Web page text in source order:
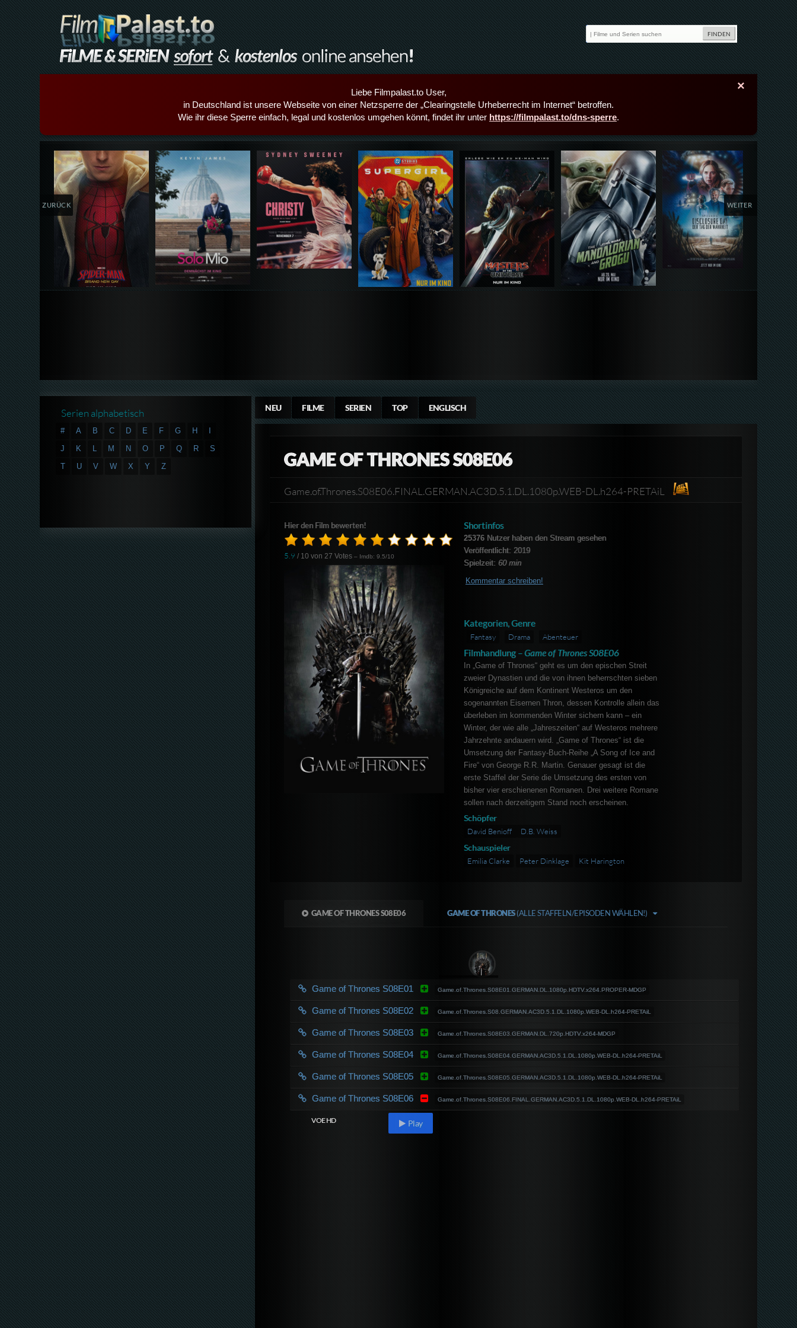
×
Liebe Filmpalast.to User,
in Deutschland ist unsere Webseite von einer Netzsperre der „Clearingstelle Urheberrecht im Internet“ betroffen.
Wie ihr diese Sperre einfach, legal und kostenlos umgehen könnt, findet ihr unter https://filmpalast.to/dns-sperre.
Details,Play Details,Play Details,Play Details,Play Details,Play Details,Play Details,Play
ZURÜCK WEITER
NEU FILME SERIEN TOP ENGLISCH
GAME OF THRONES S08E06
Game.of.Thrones.S08E06.FINAL.GERMAN.AC3D.5.1.DL.1080p.WEB-DL.h264-PRETAiL
Hier den Film bewerten!
5.9 / 10 von27 Votes – Imdb: 9.5/10
Shortinfos
25376Nutzer haben den Stream gesehen
Veröffentlicht: 2019
Spielzeit: 60 min
Kommentar schreiben!
Kategorien, Genre
Fantasy Drama Abenteuer
Filmhandlung –Game of Thrones S08E06
In „Game of Thrones“ geht es um den epischen Streit
zweier Dynastien und die von ihnen beherrschten sieben
Königreiche auf dem Kontinent Westeros um den
sogenannten Eisernen Thron, dessen Kontrolle allein das
überleben im kommenden Winter sichern kann – ein
Winter, der wie alle „Jahreszeiten“ auf Westeros mehrere
Jahrzehnte andauern wird. „Game of Thrones“ ist die
Umsetzung der Fantasy-Buch-Reihe „A Song of Ice and
Fire“ von George R.R. Martin. Genauer gesagt ist die
erste Staffel der Serie die Umsetzung des ersten von
bisher vier erschienenen Romanen. Drei weitere Romane
sollen nach derzeitigem Stand noch erscheinen.
Schöpfer
David Benioff D.B. Weiss
Schauspieler
Emilia Clarke Peter Dinklage Kit Harington
GAME OF THRONES S08E06 GAME OF THRONES(ALLE STAFFELN/EPISODEN WÄHLEN!)
Game of Thrones S08E01 Game.of.Thrones.S08E01.GERMAN.DL.1080p.HDTV.x264.PROPER-MDGP
Game of Thrones S08E02 Game.of.Thrones.S08.GERMAN.AC3D.5.1.DL.1080p.WEB-DL.h264-PRETAiL
Game of Thrones S08E03 Game.of.Thrones.S08E03.GERMAN.DL.720p.HDTV.x264-MDGP
Game of Thrones S08E04 Game.of.Thrones.S08E04.GERMAN.AC3D.5.1.DL.1080p.WEB-DL.h264-PRETAiL
Game of Thrones S08E05 Game.of.Thrones.S08E05.GERMAN.AC3D.5.1.DL.1080p.WEB-DL.h264-PRETAiL
Game of Thrones S08E06 Game.of.Thrones.S08E06.FINAL.GERMAN.AC3D.5.1.DL.1080p.WEB-DL.h264-PRETAiL
VOE HD Play
Serien alphabetisch
# A B C D E F G H
J
K L M N O P Q R
S
T
U V W X Y Z